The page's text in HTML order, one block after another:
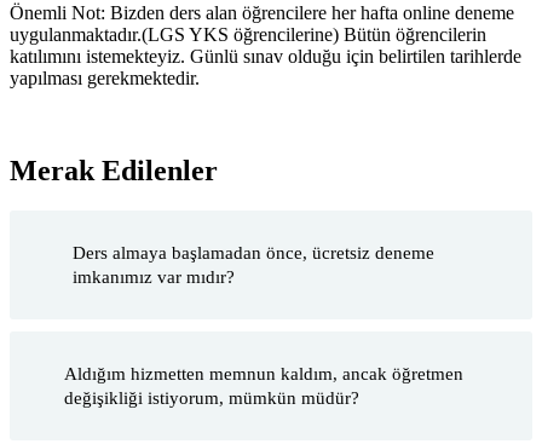
Önemli Not: Bizden ders alan öğrencilere her hafta online deneme
uygulanmaktadır.(LGS YKS öğrencilerine) Bütün öğrencilerin
katılımını istemekteyiz. Günlü sınav olduğu için belirtilen tarihlerde
yapılması gerekmektedir.
Merak Edilenler
Ders almaya başlamadan önce, ücretsiz deneme
imkanımız var mıdır?
Aldığım hizmetten memnun kaldım, ancak öğretmen
değişikliği istiyorum, mümkün müdür?